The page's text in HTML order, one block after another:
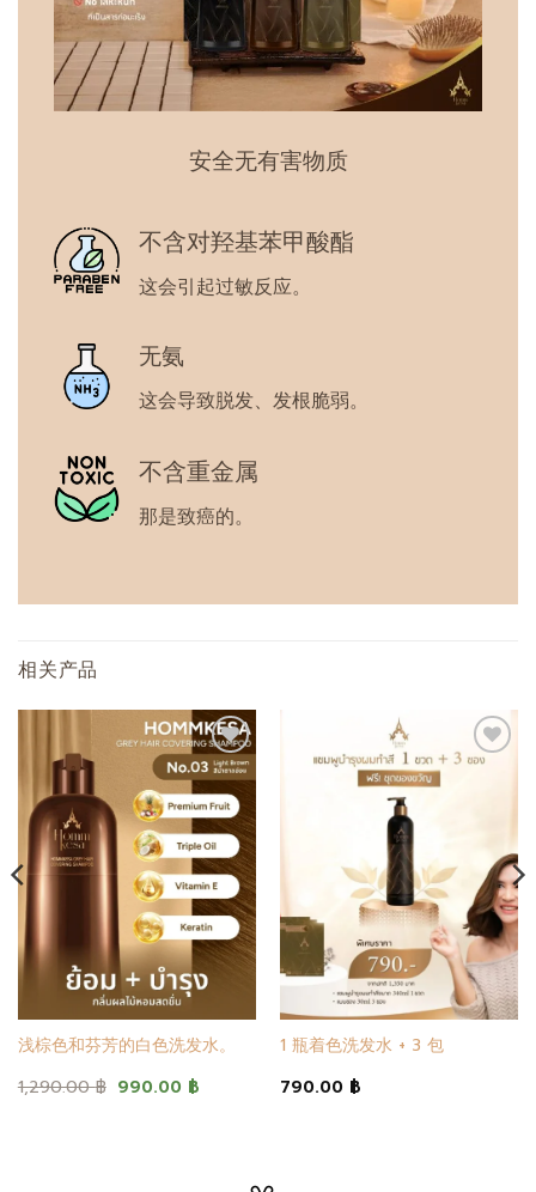
安全无有害物质
不含对羟基苯甲酸酯
这会引起过敏反应。
无氨
这会导致脱发、发根脆弱。
不含重金属
那是致癌的。
相关产品
添加
至心
愿单
浅棕色和芬芳的白色洗发水。
1,290.00฿ 原
990.00 ฿当
添加
1 瓶着色洗发水 + 3 包
790.00 ฿